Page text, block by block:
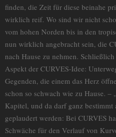
finden, die Zeit für diese beinahe
wirklich reif. Wo sind wir nicht
vom hohen Norden bis in den
nun wirklich angebracht sein, die
nach Hause zu nehmen.
Aspekt der CURVES-Idee:
Gegenden, die einem das Herz
schon so schwach wie zu Hause. –
Kapitel, und da darf ganz bestimmt
geplaudert werden: Bei CURVES
Schwäche für den Verlauf von